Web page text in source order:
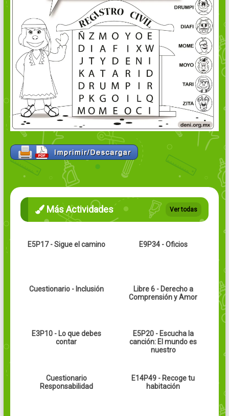
Más Actividades Ver todas
E5P17 - Sigue el camino E9P34 - Oficios
Cuestionario - Inclusión
Libre 6 - Derecho a
Comprensión y Amor
E3P10 - Lo que debes
contar
E5P20 - Escucha la
canción: El mundo es
nuestro
Cuestionario
Responsabilidad
E14P49 - Recoge tu
habitación